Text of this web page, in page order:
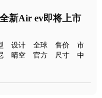
新Air ev即将上市
设计 全球 售价
市
晴空 官方 尺寸
中